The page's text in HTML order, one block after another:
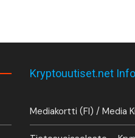
Kryptouutiset.net Info
Mediakortti (FI) / Media